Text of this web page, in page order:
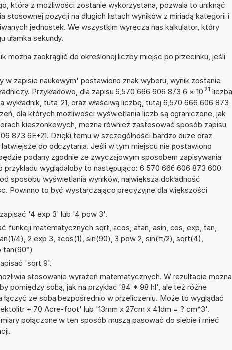
która z możliwości zostanie wykorzystana, pozwala to uniknąć
stosownej pozycji na długich listach wyników z miriadą kategorii i
jednostek. We wszystkim wyręcza nas kalkulator, który
ułamka sekundy.
można zaokrąglić do określonej liczby miejsc po przecinku, jeśli
w zapisie naukowym' postawiono znak wyboru, wynik zostanie
Przykładowo, dla zapisu 6,570 666 606 873 6 × 10 21 liczba
wykładnik, tutaj 21, oraz właściwą liczbę, tutaj 6,570 666 606 873
dla których możliwości wyświetlania liczb są ograniczone, jak
kieszonkowych, można również zastosować sposób zapisu
873 6E+21. Dzięki temu w szczególności bardzo duże oraz
łatwiejsze do odczytania. Jeśli w tym miejscu nie postawiono
podany zgodnie ze zwyczajowym sposobem zapisywania
przykładu wyglądałoby to następująco: 6 570 666 606 873 600
sposobu wyświetlania wyników, największa dokładność
Powinno to być wystarczająco precyzyjne dla większości
'4 exp 3' lub '4 pow 3'.
funkcji matematycznych sqrt, acos, atan, asin, cos, exp, tan,
4), 2 exp 3, acos(1), sin(90), 3 pow 2, sin(π/2), sqrt(4),
tan(90°)
'sqrt 9'.
stosowanie wyrażeń matematycznych. W rezultacie można
pomiędzy sobą, jak na przykład '84 * 98 hl', ale też różne
łączyć ze sobą bezpośrednio w przeliczeniu. Może to wyglądać
+ 70 Acre-foot' lub '13mm x 27cm x 41dm = ? cm^3'.
połączone w ten sposób muszą pasować do siebie i mieć